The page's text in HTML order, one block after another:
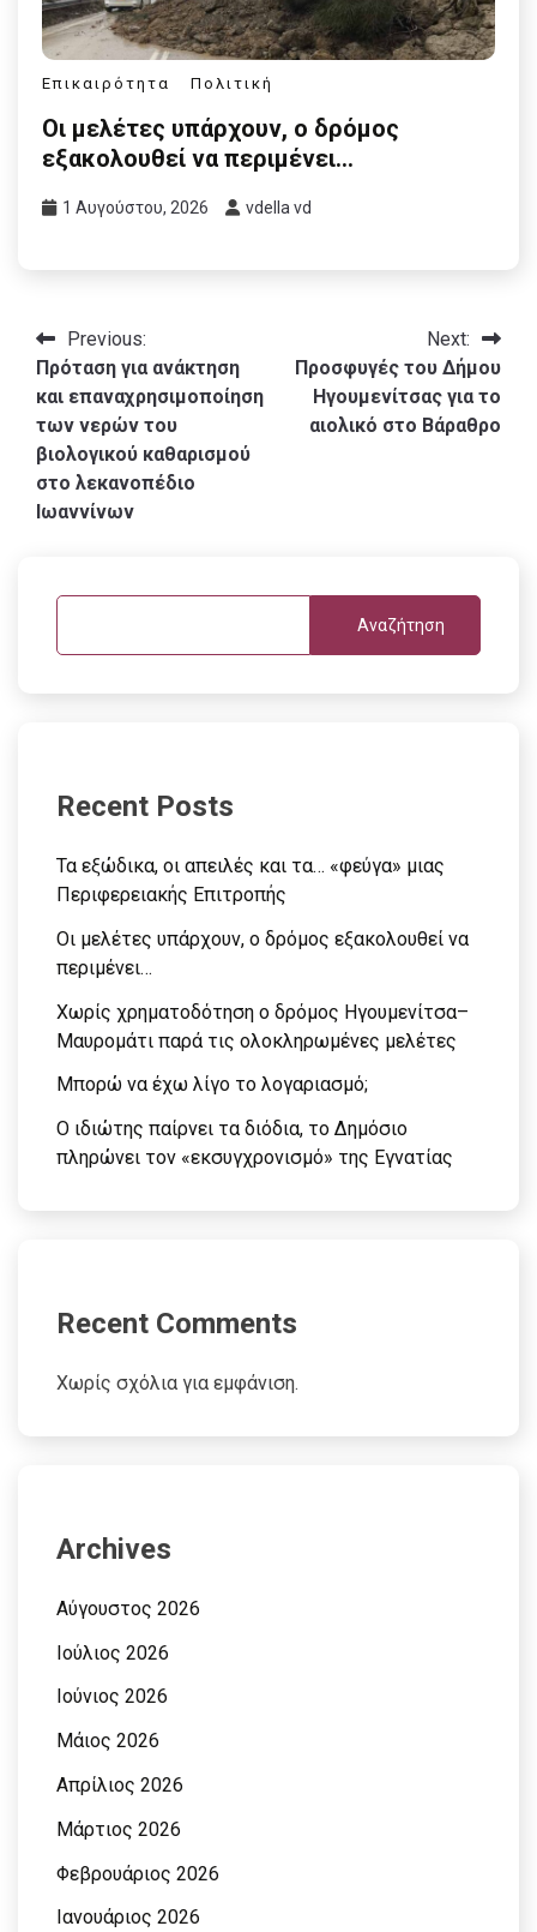
Επικαιρότητα Πολιτική
Οι μελέτες υπάρχουν, ο δρόμος
εξακολουθεί να περιμένει…
1 Αυγούστου, 2026 vdella vd
Πλοήγηση
άρθρων
Previous:
Πρόταση για ανάκτηση
και επαναχρησιμοποίηση
των νερών του
βιολογικού καθαρισμού
στο λεκανοπέδιο
Ιωαννίνων
Next:
Προσφυγές του Δήμου
Ηγουμενίτσας για το
αιολικό στο Βάραθρο
Αναζήτηση
Recent Posts
Τα εξώδικα, οι απειλές και τα… «φεύγα» μιας
Περιφερειακής Επιτροπής
Οι μελέτες υπάρχουν, ο δρόμος εξακολουθεί να
περιμένει…
Χωρίς χρηματοδότηση ο δρόμος Ηγουμενίτσα–
Μαυρομάτι παρά τις ολοκληρωμένες μελέτες
Μπορώ να έχω λίγο το λογαριασμό;
Ο ιδιώτης παίρνει τα διόδια, το Δημόσιο
πληρώνει τον «εκσυγχρονισμό» της Εγνατίας
Recent Comments
Χωρίς σχόλια για εμφάνιση.
Archives
Αύγουστος 2026
Ιούλιος 2026
Ιούνιος 2026
Μάιος 2026
Απρίλιος 2026
Μάρτιος 2026
Φεβρουάριος 2026
Ιανουάριος 2026